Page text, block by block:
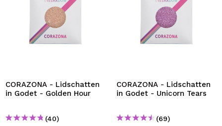
CORAZONA - Lidschatten
in Godet - Golden Hour
(40)
CORAZONA - Lidschatten
in Godet - Unicorn Tears
(69)